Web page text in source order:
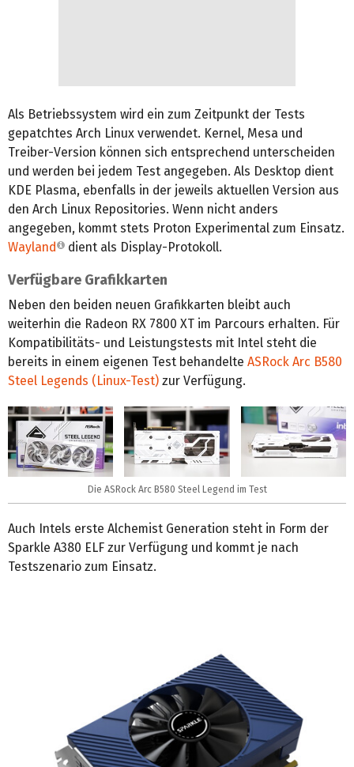
Als Betriebssystem wird ein zum Zeitpunkt der Tests
gepatchtes Arch Linux verwendet. Kernel, Mesa und
Treiber-Version können sich entsprechend unterscheiden
und werden bei jedem Test angegeben. Als Desktop dient
KDE Plasma, ebenfalls in der jeweils aktuellen Version aus
den Arch Linux Repositories. Wenn nicht anders
angegeben, kommt stets Proton Experimental zum Einsatz.
Wayland
dient als Display-Protokoll.
Verfügbare Grafikkarten
Neben den beiden neuen Grafikkarten bleibt auch
weiterhin die Radeon RX 7800 XT im Parcours erhalten. Für
Kompatibilitäts- und Leistungstests mit Intel steht die
bereits in einem eigenen Test behandelte ASRock Arc B580
Steel Legends (Linux-Test) zur Verfügung.
Die ASRock Arc B580 Steel Legend im Test
Auch Intels erste Alchemist Generation steht in Form der
Sparkle A380 ELF zur Verfügung und kommt je nach
Testszenario zum Einsatz.